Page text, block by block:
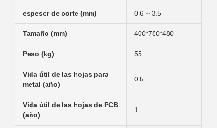
espesor de corte (mm) 0.6 ~ 3.5
Tamaño (mm) 400*780*480
Peso (kg) 55
Vida útil de las hojas para
metal (año)
0.5
Vida útil de las hojas de PCB
(año)
1